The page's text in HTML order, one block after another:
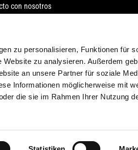
zu personalisieren, Funktionen für
zu analysieren. Außerdem
an unsere Partner für soziale
Informationen möglicherweise mit
die sie im Rahmen Ihrer Nutzung
con nosotros